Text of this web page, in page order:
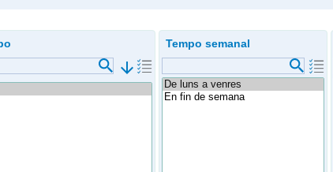
arrow_downward
Tempo semanal